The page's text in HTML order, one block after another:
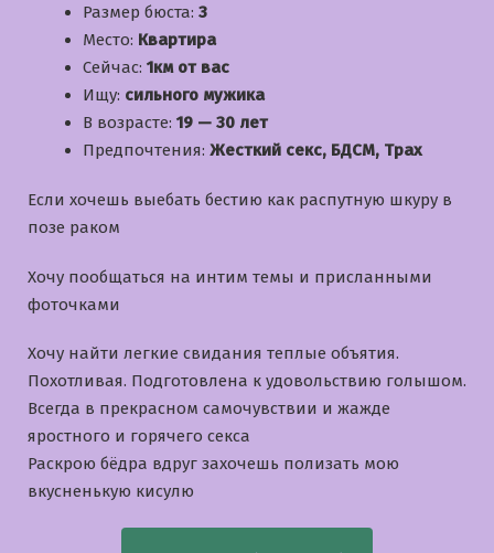
Размер бюста: 3
Место: Квартира
Сейчас: 1км от вас
Ищу: сильного мужика
В возрасте: 19 — 30 лет
Предпочтения: Жесткий секс, БДСМ, Трах
Если хочешь выебать бестию как распутную шкуру в
позе раком
Хочу пообщаться на интим темы и приcланными
фоточками
Хочу найти легкие свидания теплые объятия.
Похотливая. Подготовлена к удовольствию голышом.
Всегда в прекрасном самочувствии и жажде
яростного и горячего секса
Раскрою бёдра вдруг захочешь полизать мою
вкусненькую кисулю